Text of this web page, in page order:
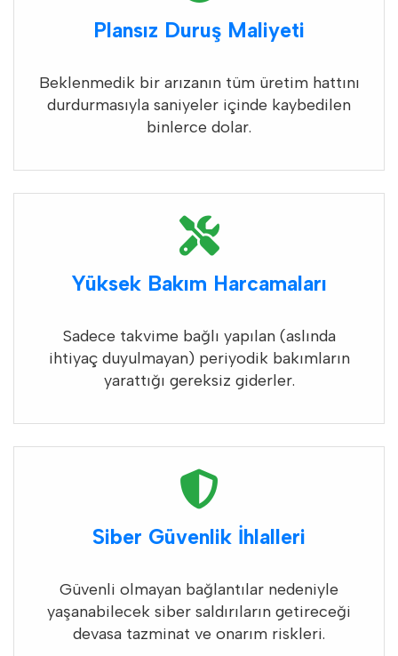
Plansız Duruş Maliyeti
Beklenmedik bir arızanın tüm üretim hattını
durdurmasıyla saniyeler içinde kaybedilen
binlerce dolar.
Yüksek Bakım Harcamaları
Sadece takvime bağlı yapılan (aslında
ihtiyaç duyulmayan) periyodik bakımların
yarattığı gereksiz giderler.
Siber Güvenlik İhlalleri
Güvenli olmayan bağlantılar nedeniyle
yaşanabilecek siber saldırıların getireceği
devasa tazminat ve onarım riskleri.